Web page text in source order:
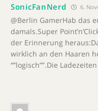
SonicFanNerd 6.
@Berlin GamerHab das
damals.Super
der Erinnerung
wirklich an den Haaren
“”logisch””.Die